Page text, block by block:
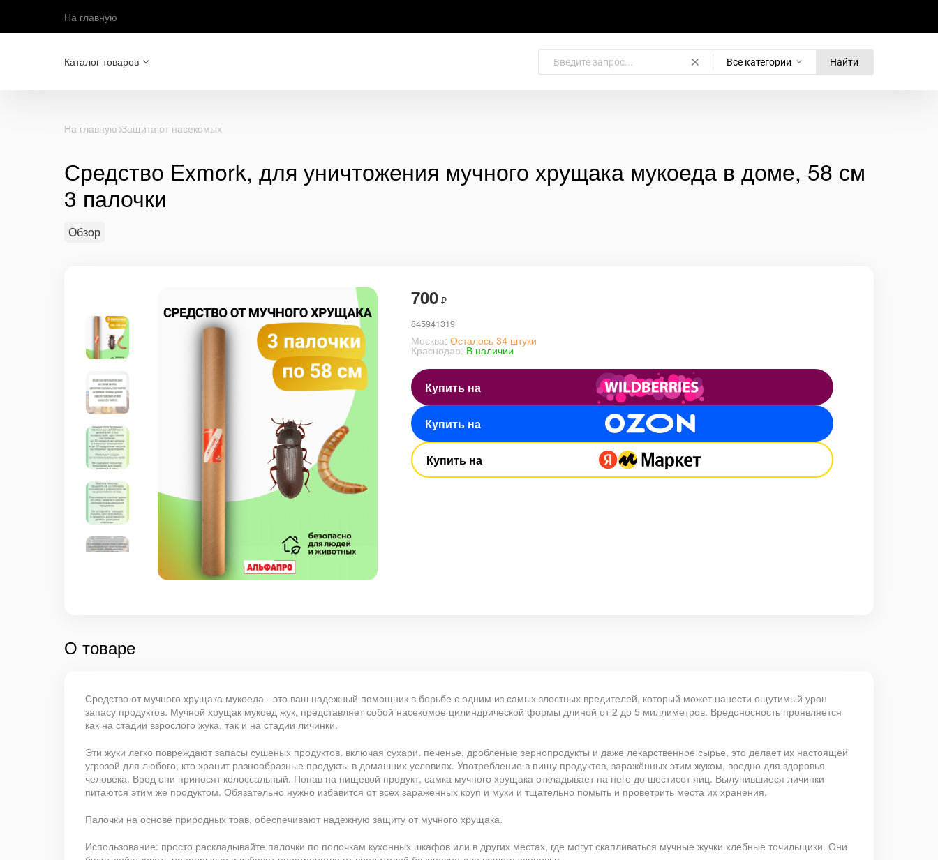
На главную
Каталог товаров Все категории Найти
На главную Защита от насекомых
Средство Exmork, для уничтожения мучного хрущака мукоеда в доме, 58 см
3 палочки
Обзор
700 ₽
845941319
Москва: Осталось 34 штуки
Краснодар: В наличии
Купить на
Купить на
Купить на
О товаре
Средство от мучного хрущака мукоеда - это ваш надежный помощник в борьбе с одним из самых злостных вредителей, который может нанести ощутимый урон
запасу продуктов. Мучной хрущак мукоед жук, представляет собой насекомое цилиндрической формы длиной от 2 до 5 миллиметров. Вредоносность проявляется
как на стадии взрослого жука, так и на стадии личинки.
Эти жуки легко повреждают запасы сушеных продуктов, включая сухари, печенье, дробленые зернопродукты и даже лекарственное сырье, это делает их настоящей
угрозой для любого, кто хранит разнообразные продукты в домашних условиях. Употребление в пищу продуктов, заражённых этим жуком, вредно для здоровья
человека. Вред они приносят колоссальный. Попав на пищевой продукт, самка мучного хрущака откладывает на него до шестисот яиц. Вылупившиеся личинки
питаются этим же продуктом. Обязательно нужно избавится от всех зараженных круп и муки и тщательно помыть и проветрить места их хранения.
Палочки на основе природных трав, обеспечивают надежную защиту от мучного хрущака.
Использование: просто раскладывайте палочки по полочкам кухонных шкафов или в других местах, где могут скапливаться мучные жучки хлебные точильщики. Они